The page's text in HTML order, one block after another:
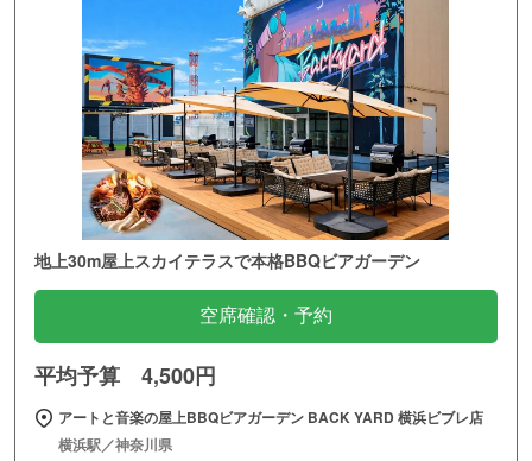
地上30m屋上スカイテラスで本格BBQビアガーデン
空席確認・予約
平均予算 4,500円
アートと音楽の屋上BBQビアガーデン BACK YARD 横浜ビブレ店
横浜駅／神奈川県